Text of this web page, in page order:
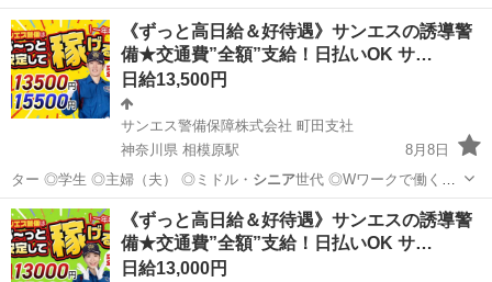
警備経験や…
神奈川 横浜市 関内駅 警備員 サンエス警備保障株式会社
《ずっと高日給＆好待遇》サンエスの誘導警
備★交通費”全額”支給！日払いOK サ…
日給13,500円
サンエス警備保障株式会社 町田支社
神奈川県 相模原駅
8月8日
ター ◎学生 ◎主婦（夫） ◎ミドル・ シニア世代 ◎Wワークで働く方
警備経験や…
神奈川 相模原市 相模原駅 警備員
サンエス警備保障株式会社
《ずっと高日給＆好待遇》サンエスの誘導警
備★交通費”全額”支給！日払いOK サ…
日給13,000円